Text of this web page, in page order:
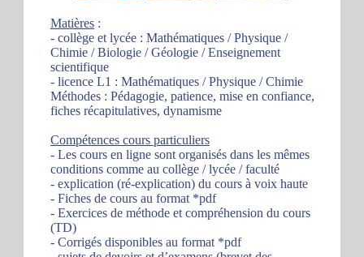
Matières :
- collège et lycée : Mathématiques / Physique /
Chimie / Biologie / Géologie / Enseignement
scientifique
- licence L1 : Mathématiques / Physique / Chimie
Méthodes : Pédagogie, patience, mise en confiance,
fiches récapitulatives, dynamisme
Compétences cours particuliers
- Les cours en ligne sont organisés dans les mêmes
conditions comme au collège / lycée / faculté
- explication (ré-explication) du cours à voix haute
- Fiches de cours au format *pdf
- Exercices de méthode et compréhension du cours
(TD)
- Corrigés disponibles au format *pdf